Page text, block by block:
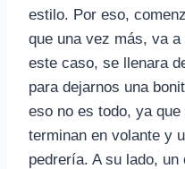
estilo. Por eso,
que una vez más, va
este caso, se llenara
para dejarnos una
eso no es todo, ya
terminan en volante y
pedrería. A su lado,